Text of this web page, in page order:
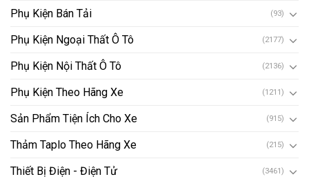
Phụ Kiện Bán Tải (93)
Phụ Kiện Ngoại Thất Ô Tô (2177)
Phụ Kiện Nội Thất Ô Tô (2136)
Phụ Kiện Theo Hãng Xe (1211)
Sản Phẩm Tiện Ích Cho Xe (915)
Thảm Taplo Theo Hãng Xe (215)
Thiết Bị Điện - Điện Tử (3461)